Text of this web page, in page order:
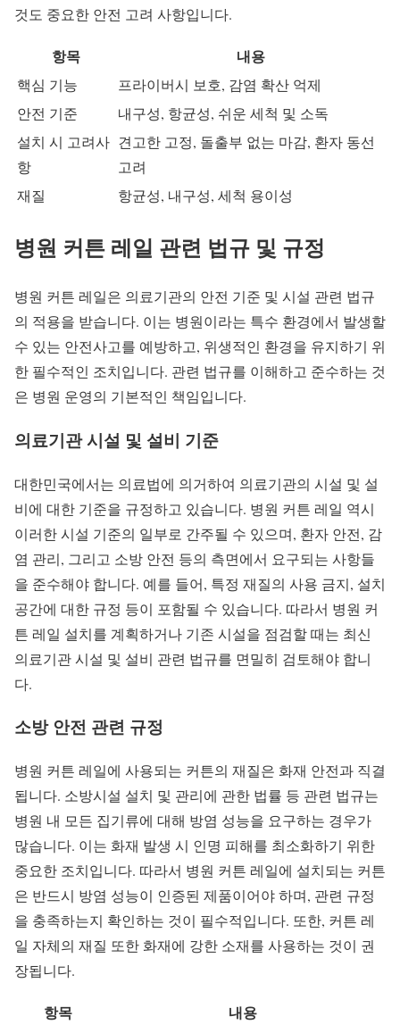
것도 중요한 안전 고려 사항입니다.
항목 내용
핵심 기능
프라이버시 보호, 감염 확산 억제
안전 기준
내구성, 항균성, 쉬운 세척 및 소독
설치 시 고려사
항
견고한 고정, 돌출부 없는 마감, 환자 동선
고려
재질
항균성, 내구성, 세척 용이성
병원 커튼 레일 관련 법규 및 규정
병원 커튼 레일은 의료기관의 안전 기준 및 시설 관련 법규
의 적용을 받습니다. 이는 병원이라는 특수 환경에서 발생할
수 있는 안전사고를 예방하고, 위생적인 환경을 유지하기 위
한 필수적인 조치입니다. 관련 법규를 이해하고 준수하는 것
은 병원 운영의 기본적인 책임입니다.
의료기관 시설 및 설비 기준
대한민국에서는 의료법에 의거하여 의료기관의 시설 및 설
비에 대한 기준을 규정하고 있습니다. 병원 커튼 레일 역시
이러한 시설 기준의 일부로 간주될 수 있으며, 환자 안전, 감
염 관리, 그리고 소방 안전 등의 측면에서 요구되는 사항들
을 준수해야 합니다. 예를 들어, 특정 재질의 사용 금지, 설치
공간에 대한 규정 등이 포함될 수 있습니다. 따라서 병원 커
튼 레일 설치를 계획하거나 기존 시설을 점검할 때는 최신
의료기관 시설 및 설비 관련 법규를 면밀히 검토해야 합니
다.
소방 안전 관련 규정
병원 커튼 레일에 사용되는 커튼의 재질은 화재 안전과 직결
됩니다. 소방시설 설치 및 관리에 관한 법률 등 관련 법규는
병원 내 모든 집기류에 대해 방염 성능을 요구하는 경우가
많습니다. 이는 화재 발생 시 인명 피해를 최소화하기 위한
중요한 조치입니다. 따라서 병원 커튼 레일에 설치되는 커튼
은 반드시 방염 성능이 인증된 제품이어야 하며, 관련 규정
을 충족하는지 확인하는 것이 필수적입니다. 또한, 커튼 레
일 자체의 재질 또한 화재에 강한 소재를 사용하는 것이 권
장됩니다.
항목 내용